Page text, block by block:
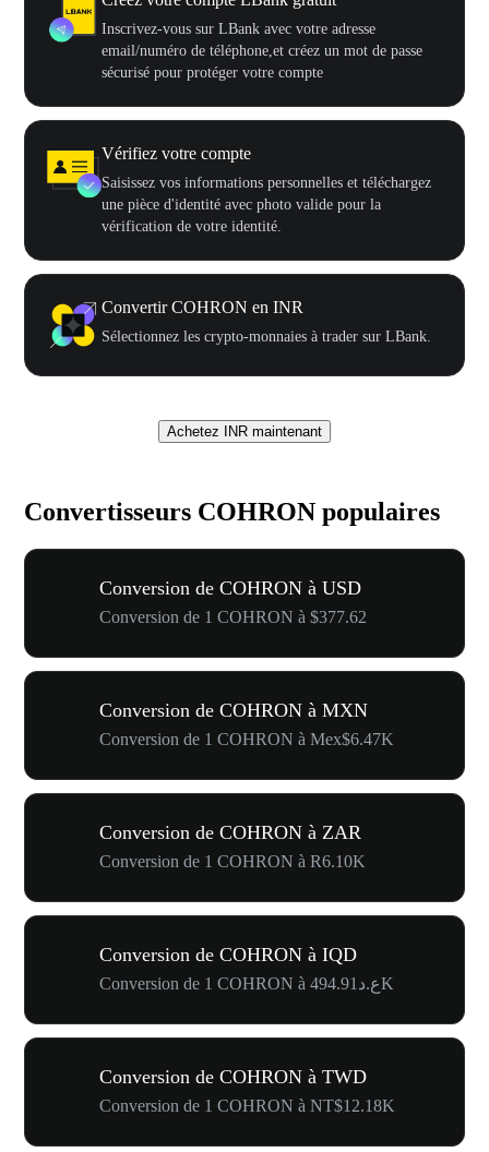
Inscrivez-vous sur LBank avec votre adresse
email/numéro de téléphone,et créez un mot de passe
sécurisé pour protéger votre compte
Vérifiez votre compte
Saisissez vos informations personnelles et téléchargez
une pièce d'identité avec photo valide pour la
vérification de votre identité.
Convertir COHRON en INR
Sélectionnez les crypto-monnaies à trader sur LBank.
Achetez INR maintenant
Convertisseurs COHRON populaires
Conversion de COHRON à USD
Conversion de 1 COHRON à $377.62
Conversion de COHRON à MXN
Conversion de 1 COHRON à Mex$6.47K
Conversion de COHRON à ZAR
Conversion de 1 COHRON à R6.10K
Conversion de COHRON à IQD
Conversion de 1 COHRON à ع.د494.91K
Conversion de COHRON à TWD
Conversion de 1 COHRON à NT$12.18K